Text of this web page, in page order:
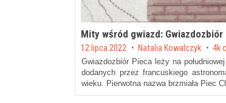
Mity wśród gwiazd: Gwiazdozbiór
Posted on
12 lipca 2022 by Natalia Kowalczyk 4k
Gwiazdozbiór Pieca leży na
dodanych przez francuskiego
wieku. Pierwotna nazwa brzmiała Piec